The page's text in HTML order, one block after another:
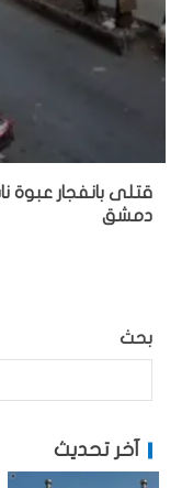
قتلى بانفجار عبوة
دمشق
بحث
آخر تحديث